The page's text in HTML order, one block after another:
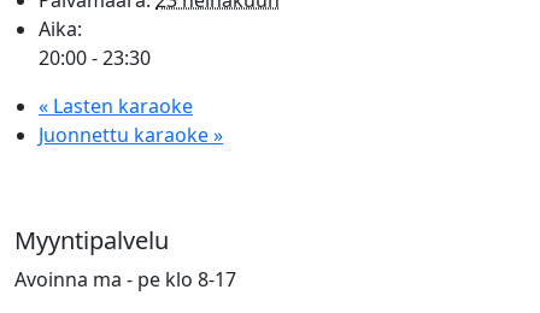
Aika:
20:00 - 23:30
« Lasten karaoke
Juonnettu karaoke»
Myyntipalvelu
Avoinna ma - pe klo 8-17